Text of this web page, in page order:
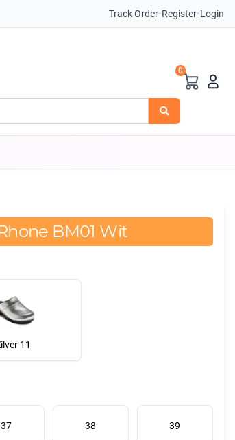
Track Order•Register•Login
0
BM01 Wit
11
37 38 39